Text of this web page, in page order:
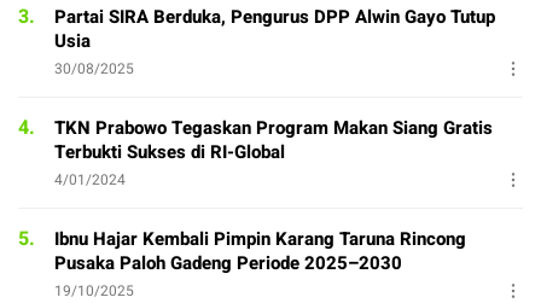
3.
Partai SIRA Berduka, Pengurus DPP Alwin Gayo Tutup
Usia
30/08/2025
4.
TKN Prabowo Tegaskan Program Makan Siang Gratis
Terbukti Sukses di RI-Global
4/01/2024
5.
Ibnu Hajar Kembali Pimpin Karang Taruna Rincong
Pusaka Paloh Gadeng Periode 2025–2030
19/10/2025